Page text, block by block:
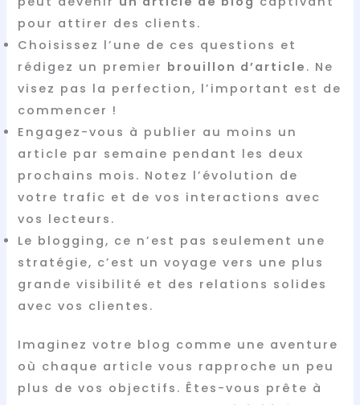
pour attirer des clients.
Choisissez l’une de ces questions et
rédigez un premier brouillon d’article . Ne
visez pas la perfection, l’important est de
commencer !
Engagez-vous à publier au moins un
article par semaine pendant les deux
prochains mois. Notez l’évolution de
votre trafic et de vos interactions avec
vos lecteurs.
Le blogging, ce n’est pas seulement une
stratégie, c’est un voyage vers une plus
grande visibilité et des relations solides
avec vos clientes.
Imaginez votre blog comme une aventure
où chaque article vous rapproche un peu
plus de vos objectifs. Êtes-vous prête à